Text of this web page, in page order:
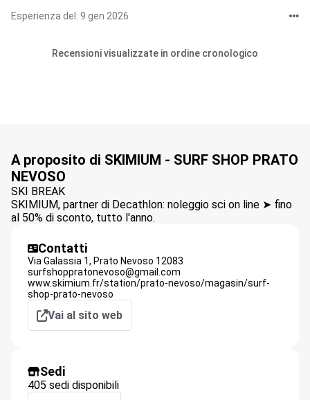
Esperienza del: 9 gen 2026
Recensioni visualizzate in ordine cronologico
A proposito di SKIMIUM - SURF SHOP PRATO
NEVOSO
SKI BREAK
SKIMIUM, partner di Decathlon: noleggio sci on line ➤ fino
al 50% di sconto, tutto l'anno.
Contatti
Via Galassia 1, Prato Nevoso 12083
surfshoppratonevoso@gmail.com
www.skimium.fr/station/prato-nevoso/magasin/surf-
shop-prato-nevoso
Vai al sito web
Sedi
405 sedi disponibili